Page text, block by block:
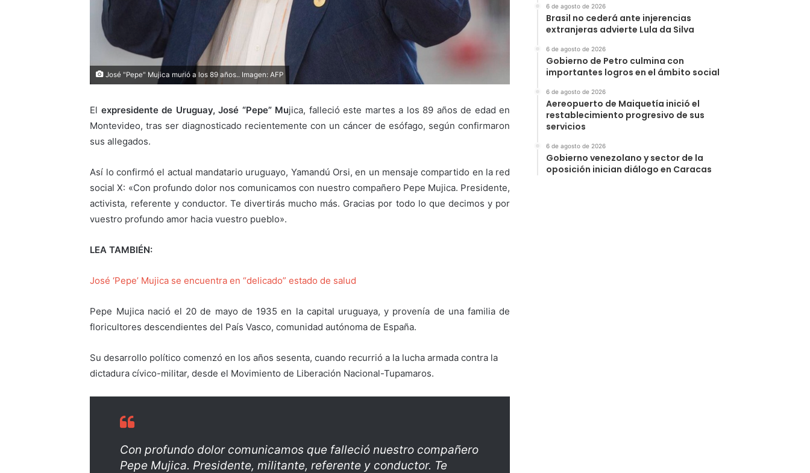
José "Pepe" Mujica murió a los 89 años.. Imagen: AFP
El expresidente de Uruguay, José “Pepe” Mujica, falleció este martes a los 89 años de edad en
Montevideo, tras ser diagnosticado recientemente con un cáncer de esófago, según confirmaron
sus allegados.
Así lo confirmó el actual mandatario uruguayo, Yamandú Orsi, en un mensaje compartido en la red
social X: «Con profundo dolor nos comunicamos con nuestro compañero Pepe Mujica. Presidente,
activista, referente y conductor. Te divertirás mucho más. Gracias por todo lo que decimos y por
vuestro profundo amor hacia vuestro pueblo».
LEA TAMBIÉN:
José ‘Pepe’ Mujica se encuentra en “delicado” estado de salud
Pepe Mujica nació el 20 de mayo de 1935 en la capital uruguaya, y provenía de una familia de
floricultores descendientes del País Vasco, comunidad autónoma de España.
Su desarrollo político comenzó en los años sesenta, cuando recurrió a la lucha armada contra la
dictadura cívico-militar, desde el Movimiento de Liberación Nacional-Tupamaros.
Con profundo dolor comunicamos que falleció nuestro compañero
Pepe Mujica. Presidente, militante, referente y conductor. Te
6 de agosto de 2026
Brasil no cederá ante injerencias
extranjeras advierte Lula da Silva
6 de agosto de 2026
Gobierno de Petro culmina con
importantes logros en el ámbito social
6 de agosto de 2026
Aereopuerto de Maiquetía inició el
restablecimiento progresivo de sus
servicios
6 de agosto de 2026
Gobierno venezolano y sector de la
oposición inician diálogo en Caracas